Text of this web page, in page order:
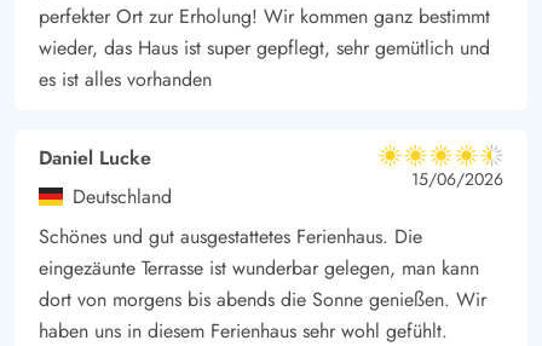
perfekter Ort zur Erholung! Wir kommen ganz bestimmt
wieder, das Haus ist super gepflegt, sehr gemütlich und
es ist alles vorhanden
Daniel Lucke
Deutschland
4.5 von 5
4.5 von 5
4.5 out of 5
15/06/2026
Schönes und gut ausgestattetes Ferienhaus. Die
eingezäunte Terrasse ist wunderbar gelegen, man kann
dort von morgens bis abends die Sonne genießen. Wir
haben uns in diesem Ferienhaus sehr wohl gefühlt.